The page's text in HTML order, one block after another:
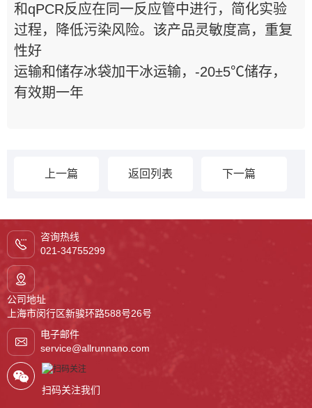
和qPCR反应在同一反应管中进行，简化实验
过程，降低污染风险。该产品灵敏度高，重复
性好
运输和储存冰袋加干冰运输，-20±5℃储存，
有效期一年
上一篇 返回列表 下一篇
咨询热线
021-34755299
公司地址
上海市闵行区新骏环路588号26号
楼1楼
电子邮件
service@allrunnano.com
扫码关注我们